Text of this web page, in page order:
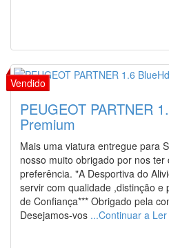
PEUGEOT PARTNER
Premium
Mais uma viatura entregue para
nosso muito obrigado por nos
preferência. "A Desportiva do
servir com qualidade ,distinção e
de Confiança*** Obrigado pela
Desejamos-vos ...Continuar a Ler